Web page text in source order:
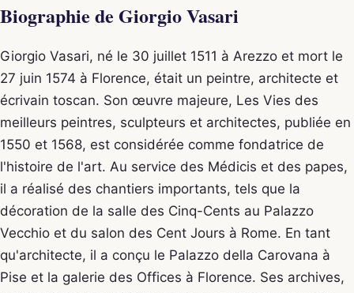
Biographie de Giorgio Vasari
Giorgio Vasari, né le 30 juillet 1511 à Arezzo et mort le
27 juin 1574 à Florence, était un peintre, architecte et
écrivain toscan. Son œuvre majeure, Les Vies des
meilleurs peintres, sculpteurs et architectes, publiée en
1550 et 1568, est considérée comme fondatrice de
l'histoire de l'art. Au service des Médicis et des papes,
il a réalisé des chantiers importants, tels que la
décoration de la salle des Cinq-Cents au Palazzo
Vecchio et du salon des Cent Jours à Rome. En tant
qu'architecte, il a conçu le Palazzo della Carovana à
Pise et la galerie des Offices à Florence. Ses archives,